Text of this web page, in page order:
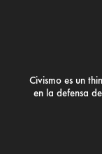
Civismo es un
en la defensa